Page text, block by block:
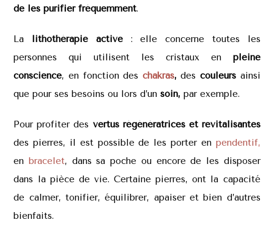
de les purifier fréquemment.
La lithothérapie active : elle concerne toutes les
personnes qui utilisent les cristaux en pleine
conscience, en fonction des chakras, des couleurs ainsi
que pour ses besoins ou lors d’un soin, par exemple.
Pour profiter des vertus régénératrices et revitalisantes
des pierres, il est possible de les porter en pendentif,
enbracelet, dans sa poche ou encore de les disposer
dans la pièce de vie. Certaine pierres, ont la capacité
de calmer, tonifier, équilibrer, apaiser et bien d’autres
bienfaits.